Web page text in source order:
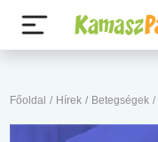
Főoldal / Hírek / Betegségek /